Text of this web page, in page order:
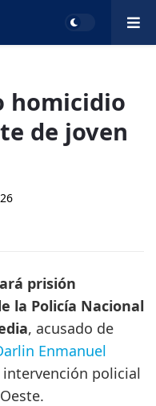
homicidio
de joven
prisión
la Policía Nacional
, acusado de
Enmanuel
policial